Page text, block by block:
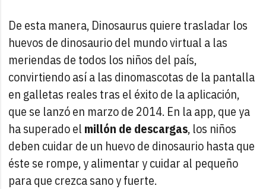
De esta manera, Dinosaurus quiere trasladar los
huevos de dinosaurio del mundo virtual a las
meriendas de todos los niños del país,
convirtiendo así a las dinomascotas de la pantalla
en galletas reales tras el éxito de la aplicación,
que se lanzó en marzo de 2014. En la app, que ya
ha superado el millón de descargas, los niños
deben cuidar de un huevo de dinosaurio hasta que
éste se rompe, y alimentar y cuidar al pequeño
para que crezca sano y fuerte.